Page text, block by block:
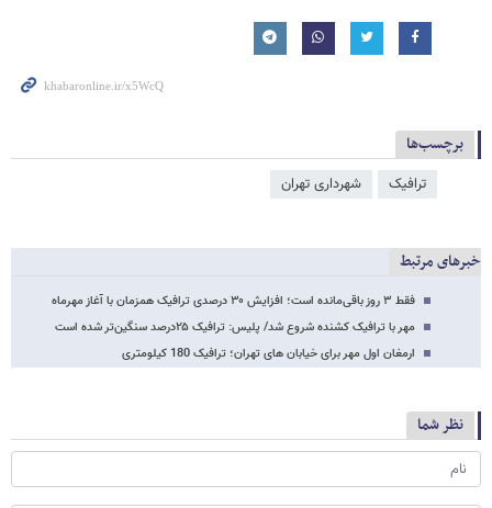
برچسب‌ها
ترافیک شهرداری تهران
خبرهای مرتبط
فقط ۳ روز باقی‌مانده است؛ افزایش ۳۰ درصدی ترافیک همزمان با آغاز مهرماه
مهر با ترافیک کشنده شروع شد/ پلیس: ترافیک ۲۵درصد سنگین‌تر شده است
ارمغان اول مهر برای خیابان های تهران؛ ترافیک 180 کیلومتری
نظر شما